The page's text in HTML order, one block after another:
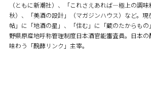
（ともに新潮社）、「これさえあれば―極上の調
秋）、「美酒の設計」（マガジンハウス）など。
帖」に「地酒の星」、「住む」に「蔵のたからもの
野県原産地呼称管理制度日本酒官能審査員。日本
味わう「醗酵リンク」主宰。